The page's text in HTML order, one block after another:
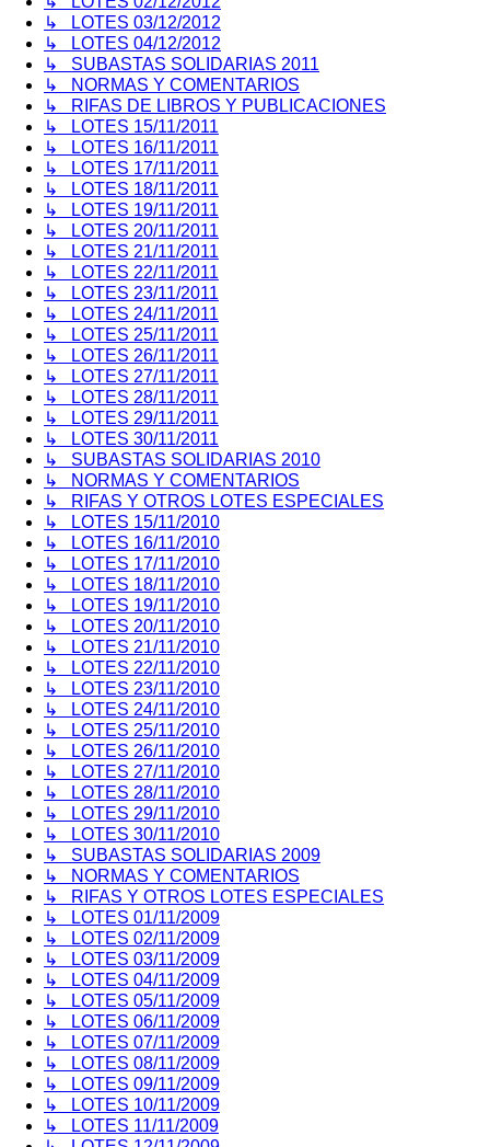
↳ LOTES 03/12/2012
↳ LOTES 04/12/2012
↳ SUBASTAS SOLIDARIAS 2011
↳ NORMAS Y COMENTARIOS
↳ RIFAS DE LIBROS Y PUBLICACIONES
↳ LOTES 15/11/2011
↳ LOTES 16/11/2011
↳ LOTES 17/11/2011
↳ LOTES 18/11/2011
↳ LOTES 19/11/2011
↳ LOTES 20/11/2011
↳ LOTES 21/11/2011
↳ LOTES 22/11/2011
↳ LOTES 23/11/2011
↳ LOTES 24/11/2011
↳ LOTES 25/11/2011
↳ LOTES 26/11/2011
↳ LOTES 27/11/2011
↳ LOTES 28/11/2011
↳ LOTES 29/11/2011
↳ LOTES 30/11/2011
↳ SUBASTAS SOLIDARIAS 2010
↳ NORMAS Y COMENTARIOS
↳ RIFAS Y OTROS LOTES ESPECIALES
↳ LOTES 15/11/2010
↳ LOTES 16/11/2010
↳ LOTES 17/11/2010
↳ LOTES 18/11/2010
↳ LOTES 19/11/2010
↳ LOTES 20/11/2010
↳ LOTES 21/11/2010
↳ LOTES 22/11/2010
↳ LOTES 23/11/2010
↳ LOTES 24/11/2010
↳ LOTES 25/11/2010
↳ LOTES 26/11/2010
↳ LOTES 27/11/2010
↳ LOTES 28/11/2010
↳ LOTES 29/11/2010
↳ LOTES 30/11/2010
↳ SUBASTAS SOLIDARIAS 2009
↳ NORMAS Y COMENTARIOS
↳ RIFAS Y OTROS LOTES ESPECIALES
↳ LOTES 01/11/2009
↳ LOTES 02/11/2009
↳ LOTES 03/11/2009
↳ LOTES 04/11/2009
↳ LOTES 05/11/2009
↳ LOTES 06/11/2009
↳ LOTES 07/11/2009
↳ LOTES 08/11/2009
↳ LOTES 09/11/2009
↳ LOTES 10/11/2009
↳ LOTES 11/11/2009